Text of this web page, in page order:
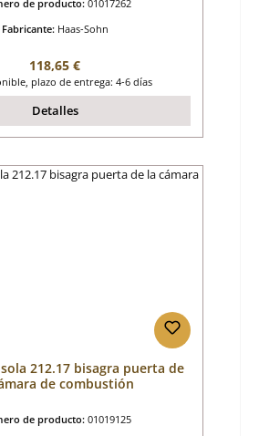
de producto: 01017262
Fabricante: Haas-Sohn
Precio normal:
118,65 €
plazo de entrega: 4-6 días
Detalles
212.17 bisagra puerta de
de combustión
de producto: 01019125